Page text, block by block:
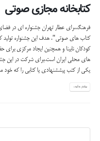
کتابخانه مجازی صوتی
فرهنگسرای عطار تهران جشنواره ای در
کتاب های صوتی". هدف این جشنواره تولید
کودکان نابینا و همچنین ایجاد مرکزی
های محلی ایران است.برای شرکت در این
یکی از کتب پیششنهادی یا کتابی را که خود
بیشتر بدانید...